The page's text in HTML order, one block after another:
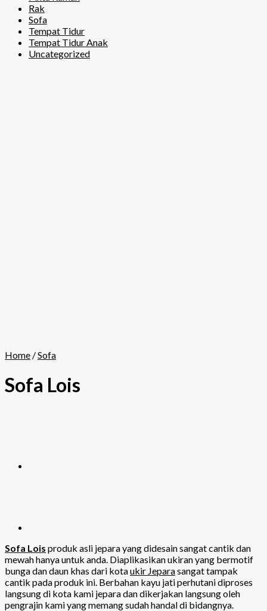
Rak
Sofa
Tempat Tidur
Tempat Tidur Anak
Uncategorized
Home /Sofa
Sofa Lois
Sofa Lois produk asli jepara yang didesain sangat cantik dan
mewah hanya untuk anda. Diaplikasikan ukiran yang bermotif
bunga dan daun khas dari kotaukir Jeparasangat tampak
cantik pada produk ini. Berbahan kayu jati perhutani diproses
langsung di kota kami jepara dan dikerjakan langsung oleh
pengrajin kami yang memang sudah handal di bidangnya.